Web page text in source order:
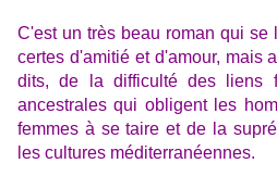
C'est un très beau roman qui se
certes d'amitié et d'amour, mais
dits, de la difficulté des liens
ancestrales qui obligent les
femmes à se taire et de la
les cultures méditerranéennes.